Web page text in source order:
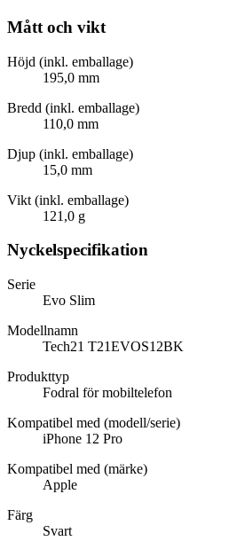
Mått och vikt
Höjd (inkl. emballage)
195,0 mm
Bredd (inkl. emballage)
110,0 mm
Djup (inkl. emballage)
15,0 mm
Vikt (inkl. emballage)
121,0 g
Nyckelspecifikation
Serie
Evo Slim
Modellnamn
Tech21 T21EVOS12BK
Produkttyp
Fodral för mobiltelefon
Kompatibel med (modell/serie)
iPhone 12 Pro
Kompatibel med (märke)
Apple
Färg
Svart